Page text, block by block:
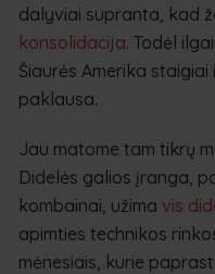
dalyviai supranta, kad
konsolidacija. Todėl
Šiaurės Amerika
paklausa.
Jau matome tam tikrų
Didelės galios įranga,
kombainai, užima vis
apimties technikos
mėnesiais, kurie